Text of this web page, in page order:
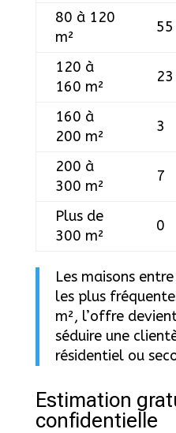
80 à 120
m²
55
120 à
160 m²
23
160 à
200 m²
3
200 à
300 m²
7
Plus de
300 m²
0
Les maisons
les plus
m², l’offre
séduire une
résidentiel ou
Estimation
confidentielle